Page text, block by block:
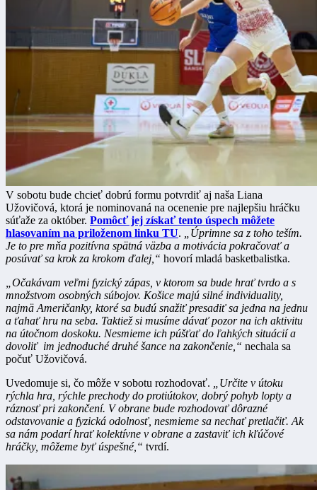
V sobotu bude chcieť dobrú formu potvrdiť aj naša Liana
Užovičová, ktorá je nominovaná na ocenenie pre najlepšiu hráčku
súťaže za október. Pomôcť jej získať tento úspech môžete
hlasovaním na priloženom linku TU.
„Úprimne sa z toho teším.
Je to pre mňa pozitívna spätná väzba a motivácia pokračovať a
posúvať sa krok za krokom ďalej,“ hovorí mladá basketbalistka.
„Očakávam veľmi fyzický zápas, v ktorom sa bude hrať tvrdo a s
množstvom osobných súbojov. Košice majú silné individuality,
najmä Američanky, ktoré sa budú snažiť presadiť sa jedna na jednu
a ťahať hru na seba. Taktiež si musíme dávať pozor na ich aktivitu
na útočnom doskoku. Nesmieme ich púšťať do ľahkých situácií a
dovoliť im jednoduché druhé šance na zakončenie,“ nechala sa
počuť Užovičová.
Uvedomuje si, čo môže v sobotu rozhodovať.
„Určite v útoku
rýchla hra, rýchle prechody do protiútokov, dobrý pohyb lopty a
ráznosť pri zakončení. V obrane bude rozhodovať dôrazné
odstavovanie a fyzická odolnosť, nesmieme sa nechať pretlačiť. Ak
sa nám podarí hrať kolektívne v obrane a zastaviť ich kľúčové
hráčky, môžeme byť úspešné,“ tvrdí.